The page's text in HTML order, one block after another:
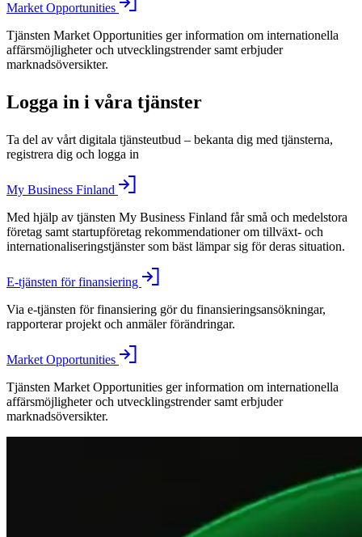
Market Opportunities
Tjänsten Market Opportunities ger information om internationella
affärsmöjligheter och utvecklingstrender samt erbjuder
marknadsöversikter.
Logga in i våra tjänster
Ta del av vårt digitala tjänsteutbud – bekanta dig med tjänsterna,
registrera dig och logga in
My Business Finland
Med hjälp av tjänsten My Business Finland får små och medelstora
företag samt startupföretag rekommendationer om tillväxt- och
internationaliseringstjänster som bäst lämpar sig för deras situation.
E-tjänsten för finansiering
Via e-tjänsten för finansiering gör du finansieringsansökningar,
rapporterar projekt och anmäler förändringar.
Market Opportunities
Tjänsten Market Opportunities ger information om internationella
affärsmöjligheter och utvecklingstrender samt erbjuder
marknadsöversikter.